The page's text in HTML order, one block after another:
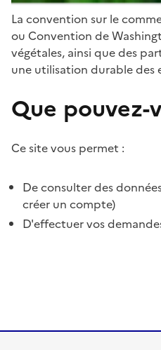
La convention sur le
ou Convention de
végétales, ainsi que des
une utilisation durable des
Que pouvez-
Ce site vous permet :
De consulter des
créer un compte)
D'effectuer vos